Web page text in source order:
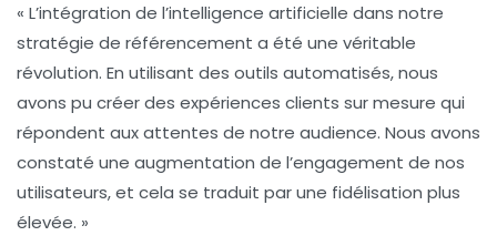
« L’intégration de l’intelligence artificielle dans notre
stratégie de référencement a été une véritable
révolution. En utilisant des outils automatisés, nous
avons pu créer des expériences clients sur mesure qui
répondent aux attentes de notre audience. Nous avons
constaté une augmentation de l’engagement de nos
utilisateurs, et cela se traduit par une fidélisation plus
élevée. »